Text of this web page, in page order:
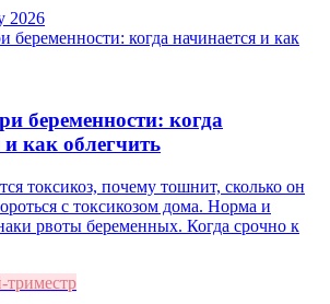
2026
беременности: когда
и как облегчить
токсикоз, почему тошнит, сколько он
с токсикозом дома. Норма и
рвоты беременных. Когда срочно к
триместр